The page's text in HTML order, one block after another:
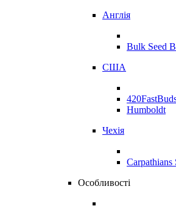
Англія
Bulk Seed
США
Humboldt
Чехія
Carpathians
Особливості